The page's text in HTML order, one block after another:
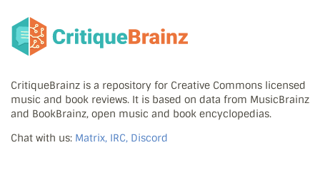
CritiqueBrainz is a repository for Creative Commons licensed
music and book reviews. It is based on data from MusicBrainz
and BookBrainz, open music and book encyclopedias.
Chat with us: Matrix, IRC, Discord